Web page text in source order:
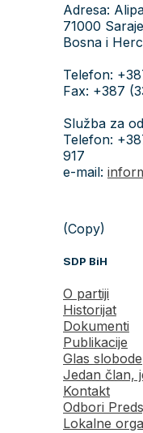
Adresa:
71000
Bosna i
Telefon:
Fax: +387
Služba za
Telefon:
917
e-mail:
(Copy)
SDP BiH
O partiji
Historijat
Dokumenti
Publikacije
Glas slobode
Jedan član,
Kontakt
Odbori
Lokalne